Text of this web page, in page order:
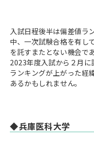
入試日程後半は偏差値ラ
中、一次試験合格を有し
を託すまたとない機会で
2023年度入試から２月
ランキングが上がった経
あるかもしれません。
◆兵庫医科大学